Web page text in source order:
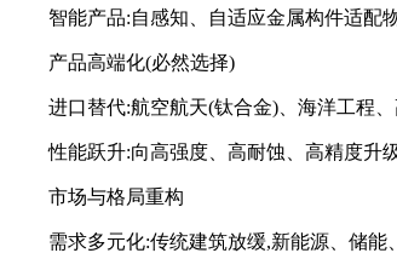
智能产品:自感知、自适应金属构件适配
产品高端化(必然选择)
进口替代:航空航天(钛合金)、海洋工程
性能跃升:向高强度、高耐蚀、高精度升
市场与格局重构
需求多元化:传统建筑放缓,新能源、储能